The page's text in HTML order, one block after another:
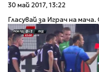
30 май 2017, 13:22
Гласувай за Играч на